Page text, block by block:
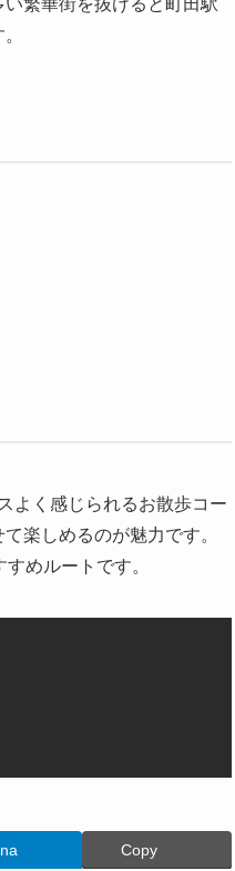
よく感じられるお散歩コー
楽しめるのが魅力です。
めルートです。
Copy